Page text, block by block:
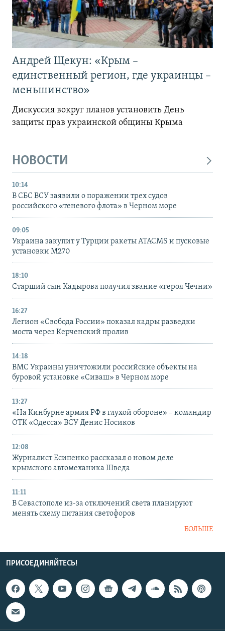
Андрей Щекун: «Крым –
единственный регион, где украинцы –
меньшинство»
Дискуссия вокруг планов установить День
защиты прав украинской общины Крыма
НОВОСТИ
10:14
В СБС ВСУ заявили о поражении трех судов
российского «теневого флота» в Черном море
09:05
Украина закупит у Турции ракеты ATACMS и пусковые
установки M270
18:10
Старший сын Кадырова получил звание «героя Чечни»
16:27
Легион «Свобода России» показал кадры разведки
моста через Керченский пролив
14:18
ВМС Украины уничтожили российские объекты на
буровой установке «Сиваш» в Черном море
13:27
«На Кинбурне армия РФ в глухой обороне» – командир
ОТК «Одесса» ВСУ Денис Носиков
12:08
Журналист Есипенко рассказал о новом деле
крымского автомеханика Шведа
11:11
В Севастополе из-за отключений света планируют
менять схему питания светофоров
БОЛЬШЕ
ПРИСОЕДИНЯЙТЕСЬ!